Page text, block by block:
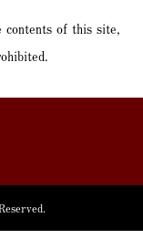
contents of this site,